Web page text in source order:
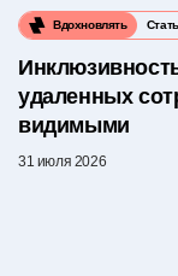
Вдохновлять
удаленных
видимыми
31 июля 2026